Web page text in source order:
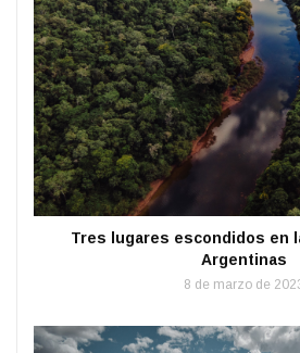
Tres lugares escondidos en
Argentinas
8 de marzo de